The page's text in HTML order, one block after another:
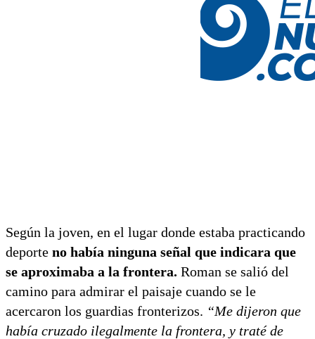
Según la joven, en el lugar donde estaba practicando
deporte no había ninguna señal que indicara que
se aproximaba a la frontera. Roman se salió del
camino para admirar el paisaje cuando se le
acercaron los guardias fronterizos. “Me dijeron que
había cruzado ilegalmente la frontera, y traté de